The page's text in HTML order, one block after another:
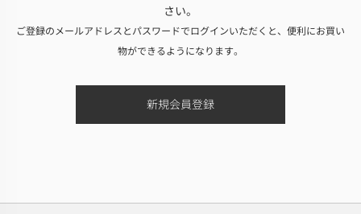
さい。
ご登録のメールアドレスとパスワードでログインいただくと、便利にお買い
物ができるようになります。